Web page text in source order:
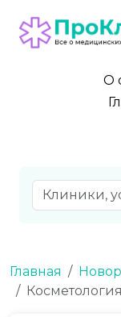
О
Главная